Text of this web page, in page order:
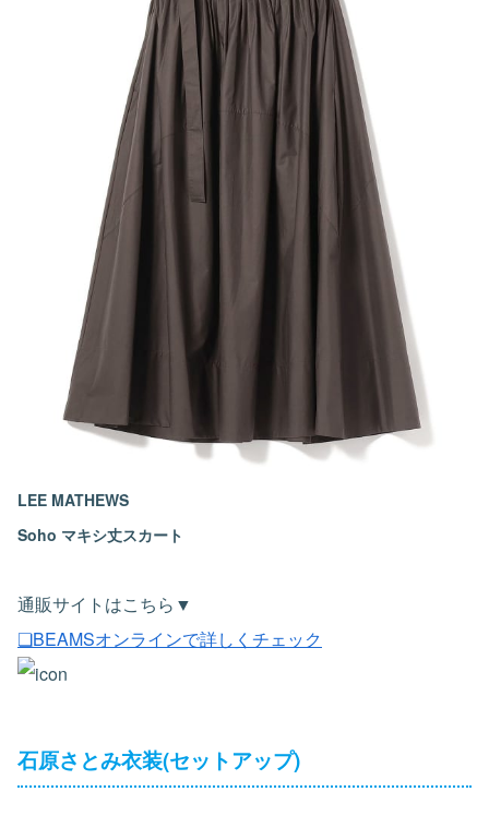
LEE MATHEWS
Soho マキシ丈スカート
通販サイトはこちら▼
❏BEAMSオンラインで詳しくチェック
石原さとみ衣装(セットアップ)